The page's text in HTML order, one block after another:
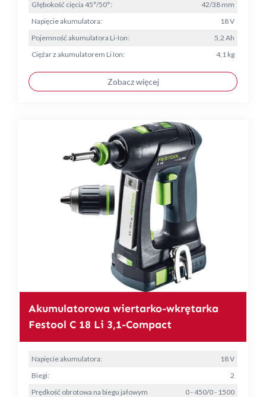
Głębokość cięcia 45°/50°:
42/38 mm
Napięcie akumulatora:
18 V
Pojemność akumulatora Li-Ion:
5,2 Ah
Ciężar z akumulatorem Li Ion:
4,1 kg
Zobacz więcej
Akumulatorowa wiertarko-wkrętarka
Festool C 18 Li 3,1-Compact
Napięcie akumulatora:
18 V
Biegi:
2
Prędkość obrotowa na biegu jałowym
0 - 450/0 - 1500